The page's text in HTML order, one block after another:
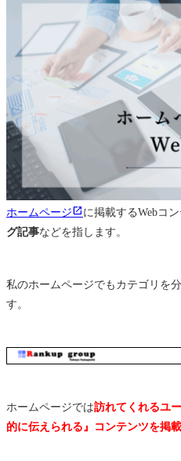
ホームページ に掲載するWebコン
グ記事などを指します。
私のホームページでもカテゴリを
す。
ホームページでは訪れてくれるユ
的に伝えられる』コンテンツを掲